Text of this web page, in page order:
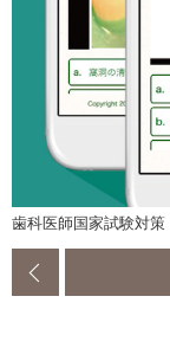
歯科医師国家試験対